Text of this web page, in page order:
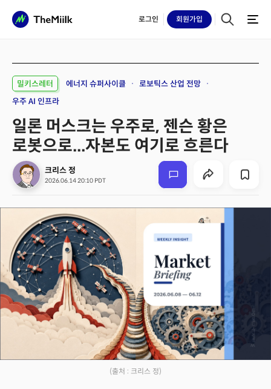
로그인 회원가입
밀키스레터 에너지 슈퍼사이클
로보틱스 산업 전망
우주 AI 인프라
일론 머스크는 우주로, 젠슨 황은
로봇으로...자본도 여기로 흐른다
크리스 정
2026.06.14 20:10 PDT
(출처 : 크리스 정)